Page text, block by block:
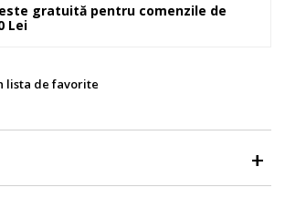
gratuită pentru comenzile de
Lei
lista de favorite